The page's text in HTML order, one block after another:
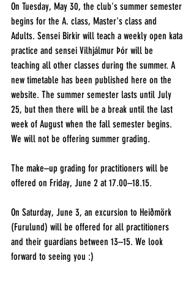
On Tuesday, May 30, the club's summer semester
begins for the A. class, Master's class and
Adults. Sensei Birkir will teach a weekly open kata
practice and sensei Vilhjálmur Þór will be
teaching all other classes during the summer. A
new timetable has been published here on the
website. The summer semester lasts until July
25, but then there will be a break until the last
week of August when the fall semester begins.
We will not be offering summer grading.
The make–up grading for practitioners will be
offered on Friday, June 2 at 17.00–18.15.
On Saturday, June 3, an excursion to Heiðmörk
(Furulund) will be offered for all practitioners
and their guardians between 13–15. We look
forward to seeing you :)